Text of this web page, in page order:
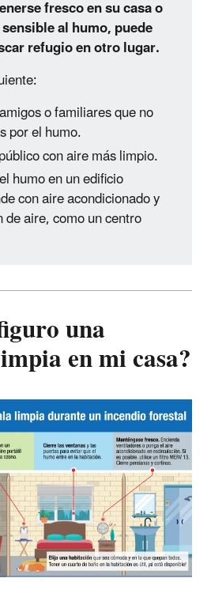
fresco en su casa o
al humo, puede
refugio en otro lugar.
o familiares que no
por el humo.
con aire más limpio.
humo en un edificio
con aire acondicionado y
aire, como un centro
una
en mi casa?